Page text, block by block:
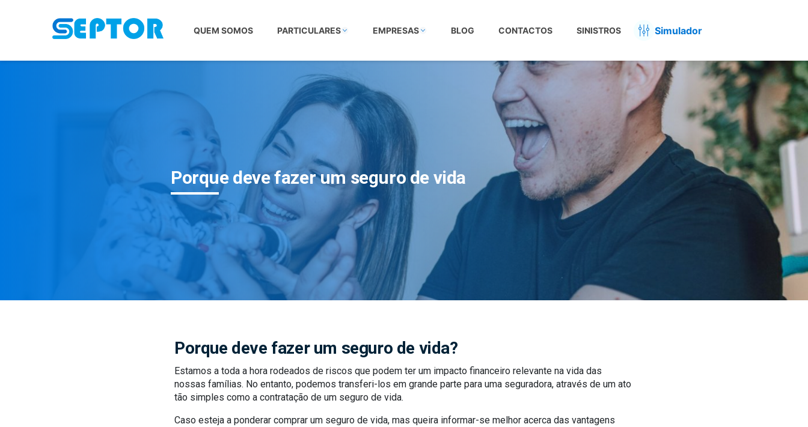
QUEM SOMOS PARTICULARES EMPRESAS BLOG CONTACTOS SINISTROS Simulador
Porque deve fazer um seguro de vida
Porque deve fazer um seguro de vida?
Estamos a toda a hora rodeados de riscos que podem ter um impacto financeiro relevante na vida das
nossas famílias. No entanto, podemos transferi-los em grande parte para uma seguradora, através de um ato
tão simples como a contratação de um seguro de vida.
Caso esteja a ponderar comprar um seguro de vida, mas queira informar-se melhor acerca das vantagens